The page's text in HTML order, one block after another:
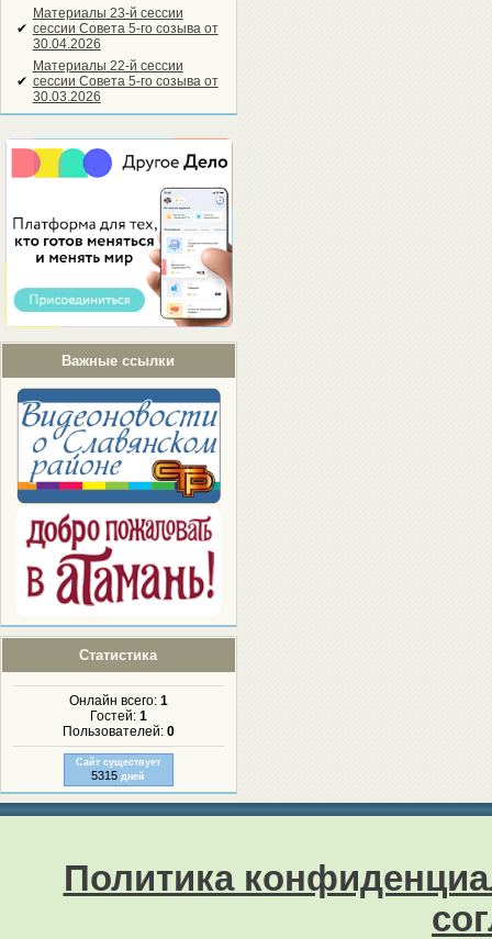
✔
Материалы 23-й сессии
сессии Совета 5-го созыва от
30.04.2026
✔
Материалы 22-й сессии
сессии Совета 5-го созыва от
30.03.2026
Важные ссылки
Статистика
Онлайн всего: 1
Гостей: 1
Пользователей: 0
Сайт существует
5315 дней
Политика